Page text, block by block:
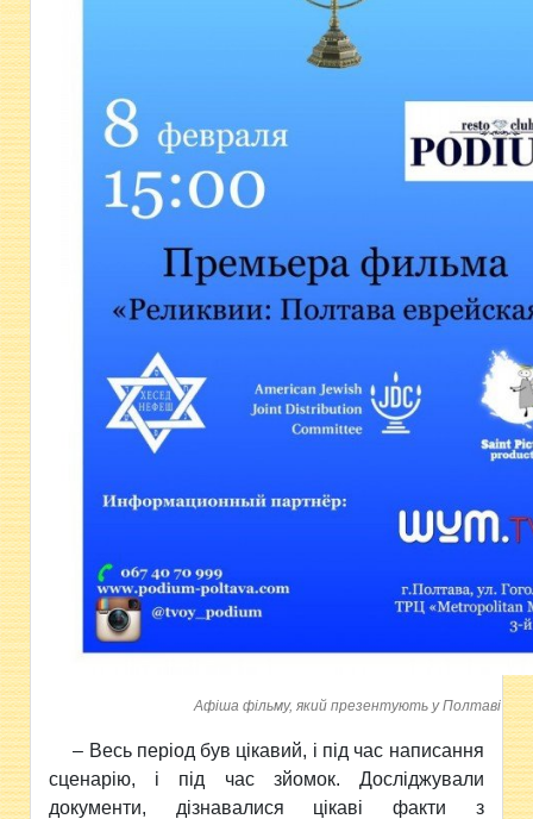
Афіша фільму, який презентують у Полтаві
– Весь період був цікавий, і під час написання
сценарію, і під час зйомок. Досліджували
документи, дізнавалися цікаві факти з